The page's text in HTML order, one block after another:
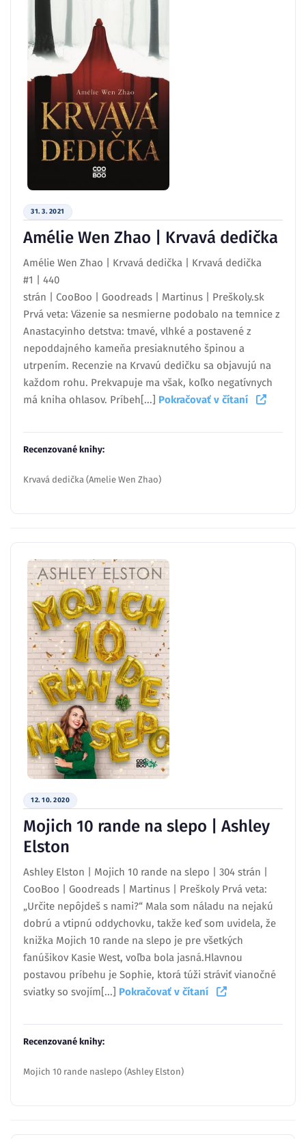
31. 3. 2021
Amélie Wen Zhao | Krvavá dedička
Amélie Wen Zhao | Krvavá dedička | Krvavá dedička
#1 | 440
strán | CooBoo | Goodreads | Martinus | Preškoly.sk
Prvá veta: Väzenie sa nesmierne podobalo na temnice z
Anastacyinho detstva: tmavé, vlhké a postavené z
nepoddajného kameňa presiaknutého špinou a
utrpením. Recenzie na Krvavú dedičku sa objavujú na
každom rohu. Prekvapuje ma však, koľko negatívnych
má kniha ohlasov. Príbeh[...] Pokračovať v čítaní
Recenzované knihy:
Krvavá dedička (Amelie Wen Zhao)
12. 10. 2020
Mojich 10 rande na slepo | Ashley
Elston
Ashley Elston | Mojich 10 rande na slepo | 304 strán |
CooBoo | Goodreads | Martinus | Preškoly Prvá veta:
„Určite nepôjdeš s nami?“ Mala som náladu na nejakú
dobrú a vtipnú oddychovku, takže keď som uvidela, že
knižka Mojich 10 rande na slepo je pre všetkých
fanúšikov Kasie West, voľba bola jasná.Hlavnou
postavou príbehu je Sophie, ktorá túži stráviť vianočné
sviatky so svojím[...] Pokračovať v čítaní
Recenzované knihy:
Mojich 10 rande naslepo (Ashley Elston)